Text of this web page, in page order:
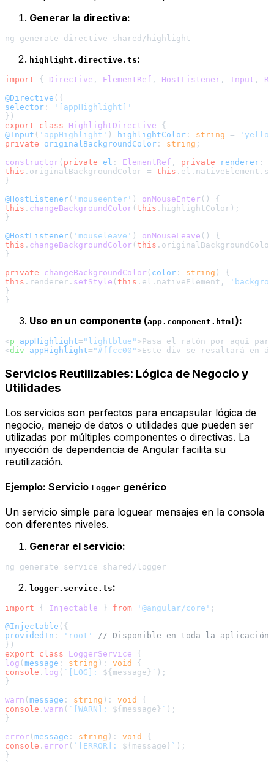
Generar la directiva:
highlight.directive.ts:
import { Directive , ElementRef , HostListener , Input ,
@Directive
selector :
'[appHighlight]'
export
class HighlightDirective
@Input ( 'appHighlight' ) highlightColor : string =
private
originalBackgroundColor : string ;
constructor ( private el : ElementRef , private renderer :
this . originalBackgroundColor = this . el . nativeElement .
}
@HostListener ( 'mouseenter' ) onMouseEnter (
this . changeBackgroundColor ( this . highlightColor );
}
@HostListener ( 'mouseleave' ) onMouseLeave (
this . changeBackgroundColor ( this . originalBackgroundColor
}
private
changeBackgroundColor ( color : string
this . renderer . setStyle ( this . el . nativeElement ,
}
Uso en un componente (app.component.html):
<p appHighlight= "lightblue" >Pasa el ratón por aquí
<div appHighlight= "#ffcc00" >Este div se resaltará en
Servicios Reutilizables: Lógica de Negocio y
Utilidades
Los servicios son perfectos para encapsular lógica de
negocio, manejo de datos o utilidades que pueden ser
utilizadas por múltiples componentes o directivas. La
inyección de dependencia de Angular facilita su
reutilización.
Ejemplo: Servicio Logger genérico
Un servicio simple para loguear mensajes en la consola
con diferentes niveles.
Generar el servicio:
logger.service.ts:
import { Injectable } from '@angular/core' ;
@Injectable
providedIn : 'root'
// Disponible en toda la aplicación
export
class LoggerService
log ( message : string ): void
console . log ( `[LOG]: ${message} ` );
}
warn ( message : string ): void
console . warn ( `[WARN]: ${message} ` );
}
error ( message : string ): void
console . error ( `[ERROR]: ${message} ` );
}